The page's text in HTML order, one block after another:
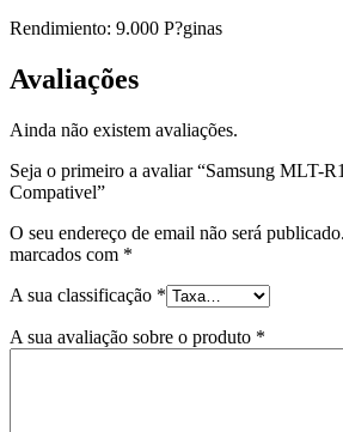
Rendimiento: 9.000 P?ginas
Avaliações
Ainda não existem avaliações.
Seja o primeiro a avaliar “Samsung MLT-
Compativel”
O seu endereço de email não será publicado.
marcados com *
A sua classificação *
A sua avaliação sobre o produto *